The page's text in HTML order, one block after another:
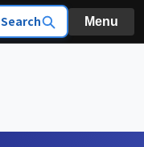
Search Menu